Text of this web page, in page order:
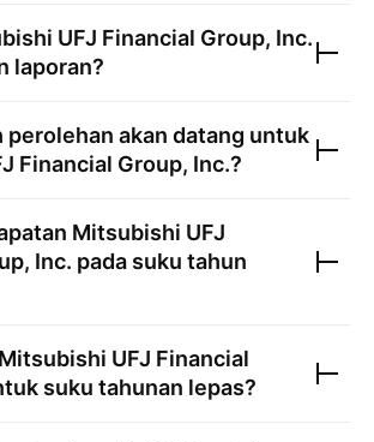
UFJ Financial Group, Inc.
laporan?
perolehan akan datang untuk
Financial Group, Inc.?
Mitsubishi UFJ
Inc. pada suku tahun
Mitsubishi UFJ Financial
suku tahunan lepas?